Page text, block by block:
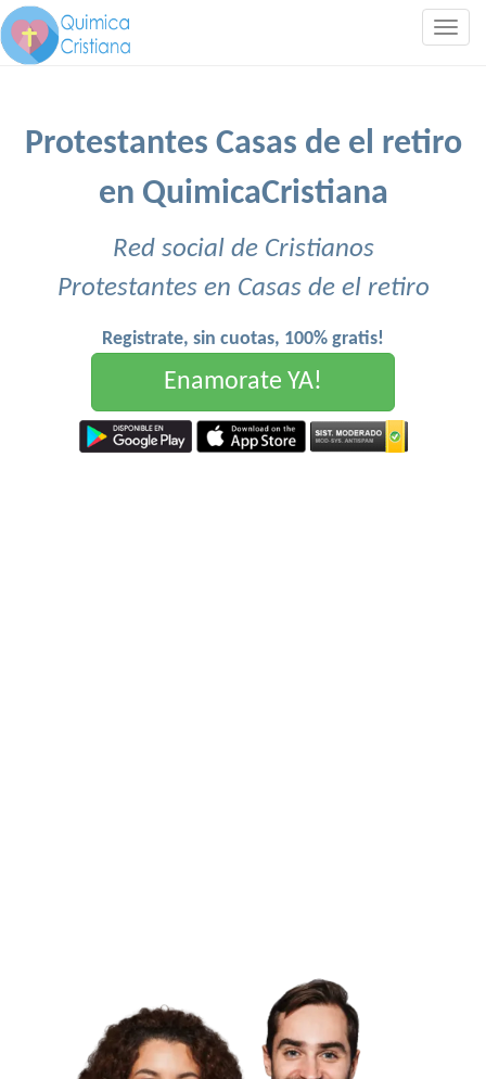
Protestantes Casas de el retiro
en QuimicaCristiana
Red social de Cristianos
Protestantes en Casas de el retiro
Registrate, sin cuotas, 100% gratis!
Enamorate YA!